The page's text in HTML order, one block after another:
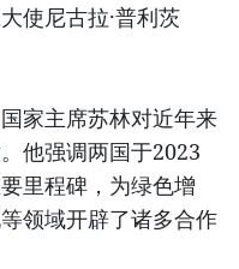
使尼古拉·普利茨
家主席苏林对近年来
他强调两国于2023
里程碑，为绿色增
领域开辟了诸多合作